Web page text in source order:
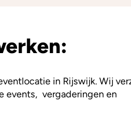
in Rijswijk. Wij
events, vergaderingen en